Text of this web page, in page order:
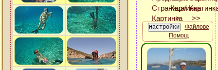
Файлове
Помощ